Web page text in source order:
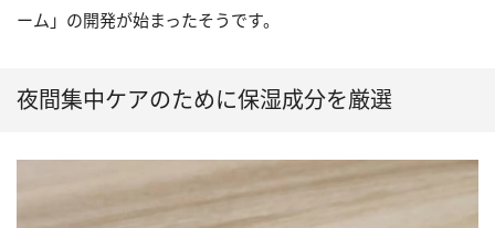
ーム」の開発が始まったそうです。
夜間集中ケアのために保湿成分を厳選